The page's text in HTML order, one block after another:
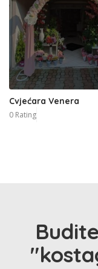
Cvjećara Venera
0 Rating